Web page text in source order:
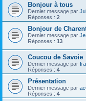
Bonjour à tous
Dernier message par
Réponses : 2
Bonjour de
Dernier message par
Réponses : 13
Coucou de Savoie
Dernier message par
Réponses : 4
Présentation
Dernier message par
Réponses : 4